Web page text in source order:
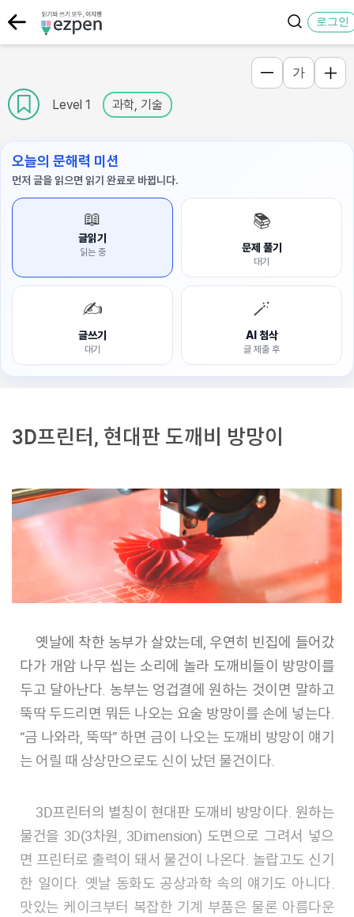
로그인
Level 1 과학, 기술
가
오늘의 문해력 미션
먼저 글을 읽으면 읽기 완료로 바뀝니다.
📖
글읽기
읽는 중
📚
문제 풀기
대기
✍️
글쓰기
대기
🪄
AI 첨삭
글 제출 후
3D프린터, 현대판 도깨비 방망이
옛날에 착한 농부가 살았는데, 우연히 빈집에 들어갔
다가 개암 나무 씹는 소리에 놀라 도깨비들이 방망이를
두고 달아난다. 농부는 엉겁결에 원하는 것이면 말하고
뚝딱 두드리면 뭐든 나오는 요술 방망이를 손에 넣는다.
“금 나와라, 뚝딱” 하면 금이 나오는 도깨비 방망이 얘기
는 어릴 때 상상만으로도 신이 났던 물건이다.
3D프린터의 별칭이 현대판 도깨비 방망이다. 원하는
물건을 3D(3차원, 3Dimension) 도면으로 그려서 넣으
면 프린터로 출력이 돼서 물건이 나온다. 놀랍고도 신기
한 일이다. 옛날 동화도 공상과학 속의 얘기도 아니다.
맛있는 케이크부터 복잡한 기계 부품은 물론 아름다운